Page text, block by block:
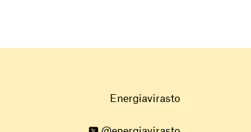
Energiavirasto